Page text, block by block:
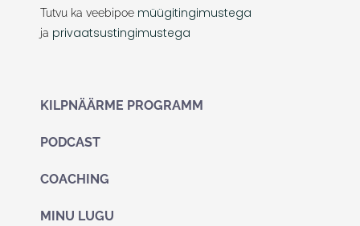
m
Tutvu ka veebipoe müügitingimustega
ja privaatsustingimustega
KILPNÄÄRME PROGRAMM
PODCAST
COACHING
MINU LUGU